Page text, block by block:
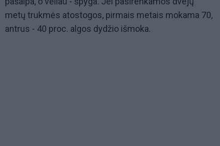
metų trukmės atostogos, pirmais metais mokama 70,
antrus - 40 proc. algos dydžio išmoka.